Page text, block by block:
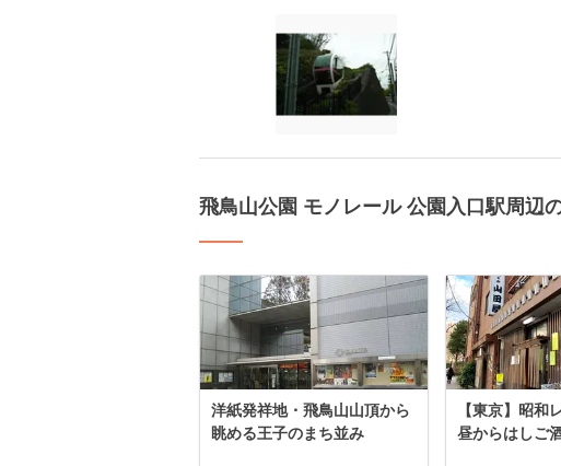
飛鳥山公園 モノレール 公園入口駅周辺
洋紙発祥地・飛鳥山山頂から
眺める王子のまち並み
【東京】昭和
昼からはしご